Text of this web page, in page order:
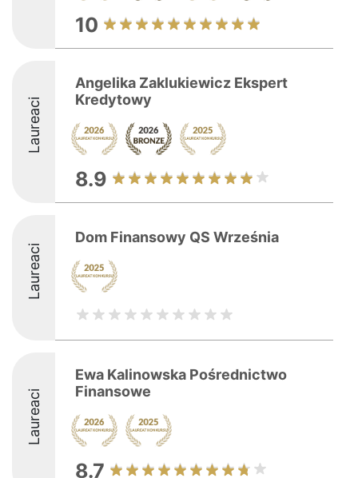
10
Laureaci
Angelika Zaklukiewicz Ekspert
Kredytowy
8.9
Laureaci
Dom Finansowy QS Września
Laureaci
Ewa Kalinowska Pośrednictwo
Finansowe
8.7